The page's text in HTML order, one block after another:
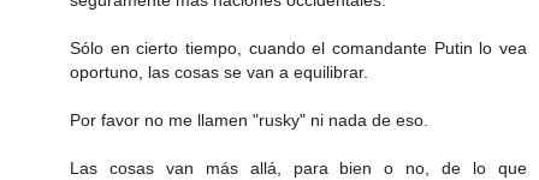
Sólo en cierto tiempo, cuando el comandante Putin lo vea
oportuno, las cosas se van a equilibrar.
Por favor no me llamen "rusky" ni nada de eso.
Las cosas van más allá, para bien o no, de lo que